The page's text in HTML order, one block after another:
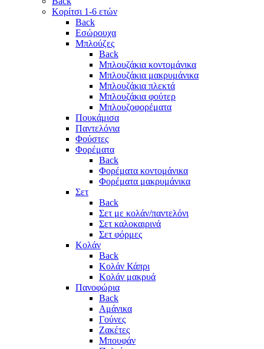
Κορίτσι 1-6 ετών
Back
Εσώρουχα
Μπλούζες
Back
Μπλουζάκια κοντομάνικα
Μπλουζάκια μακρυμάνικα
Μπλουζάκια πλεκτά
Μπλουζάκια φούτερ
Μπλουζοφορέματα
Πουκάμισα
Παντελόνια
Φούστες
Φορέματα
Back
Φορέματα κοντομάνικα
Φορέματα μακρυμάνικα
Σετ
Back
Σετ με κολάν/παντελόνι
Σετ καλοκαιρινά
Σετ φόρμες
Κολάν
Back
Κολάν Κάπρι
Κολάν μακρυά
Πανοφώρια
Back
Αμάνικα
Γούνες
Ζακέτες
Μπουφάν